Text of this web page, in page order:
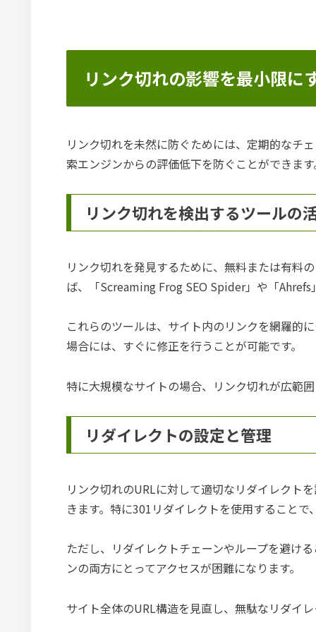
リンク切れの影響を最小限に
リンク切れを未然に防ぐためには、定期的なチ
索エンジンからの評価低下を防ぐことができま
リンク切れを検出するツールの
リンク切れを発見するために、無料または有料
ば、「Screaming Frog SEO Spider」や「Ahrefs
これらのツールは、サイト内のリンクを網羅的
場合には、すぐに修正を行うことが可能です。
特に大規模なサイトの場合、リンク切れが広範
リダイレクトの設定と管理
リンク切れのURLに対して適切なリダイレクト
きます。特に301リダイレクトを使用すること
ただし、リダイレクトチェーンやループを避け
ンの両方にとってアクセスが困難になります。
サイト全体のURL構造を見直し、無駄なリダイ